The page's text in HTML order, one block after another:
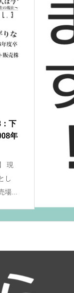
：下
年
現
し
場...